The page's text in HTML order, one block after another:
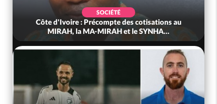
SOCIÉTÉ
Côte d'Ivoire : Précompte des cotisations au
MIRAH, la MA-MIRAH et le SYNHA...